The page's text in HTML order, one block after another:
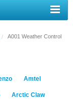
/ A001 Weather Control
Amtel
Arctic Claw